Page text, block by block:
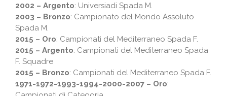
2002 – Argento: Universiadi Spada M.
2003 – Bronzo: Campionato del Mondo Assoluto
Spada M.
2015 – Oro: Campionati del Mediterraneo Spada F.
2015 – Argento: Campionati del Mediterraneo Spada
F. Squadre
2015 – Bronzo: Campionati del Mediterraneo Spada F.
1971-1972-1993-1994-2000-2007 – Oro: